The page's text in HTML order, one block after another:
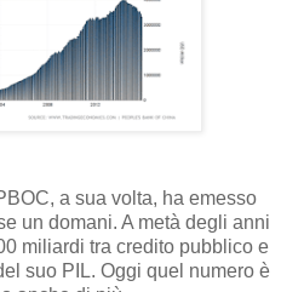
a sua volta, ha emesso
un domani. A metà degli anni
miliardi tra credito pubblico e
suo PIL. Oggi quel numero è